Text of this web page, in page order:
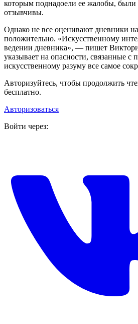
которым поднадоели ее жалобы, были
отзывчивы.
Однако не все оценивают дневники
положительно. «Искусственному
ведении дневника», — пишет
указывает на опасности, связанные с
искусственному разуму все самое
Авторизуйтесь, чтобы продолжить
бесплатно.
Авторизоваться
Войти через: